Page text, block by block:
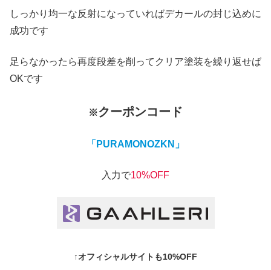
しっかり均一な反射になっていればデカールの封じ込めに
成功です
足らなかったら再度段差を削ってクリア塗装を繰り返せば
OKです
※クーポンコード
「PURAMONOZKN」
入力で10%OFF
↑オフィシャルサイトも10%OFF